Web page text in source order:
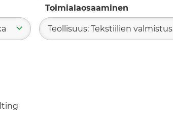
Toimialaosaaminen
Teollisuus: Tekstiilien valmistus